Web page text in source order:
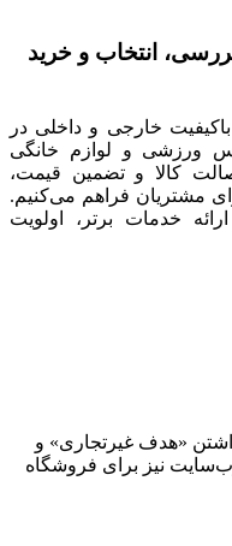
انتخاب و خرید
خارجی و داخلی در
ورزشی و لوازم خانگی
کالا و تضمین قیمت،
مشتریان فراهم می‌کنیم.
خدمات برتر، اولویت
«هدف غیرتجاری» و
نیز برای فروشگاه